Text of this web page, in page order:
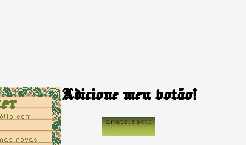
com
novas
Adicione meu botão!